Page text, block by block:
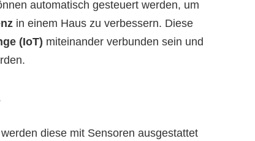
automatisch gesteuert werden, um
in einem Haus zu verbessern. Diese
(IoT) miteinander verbunden sein und
diese mit Sensoren ausgestattet